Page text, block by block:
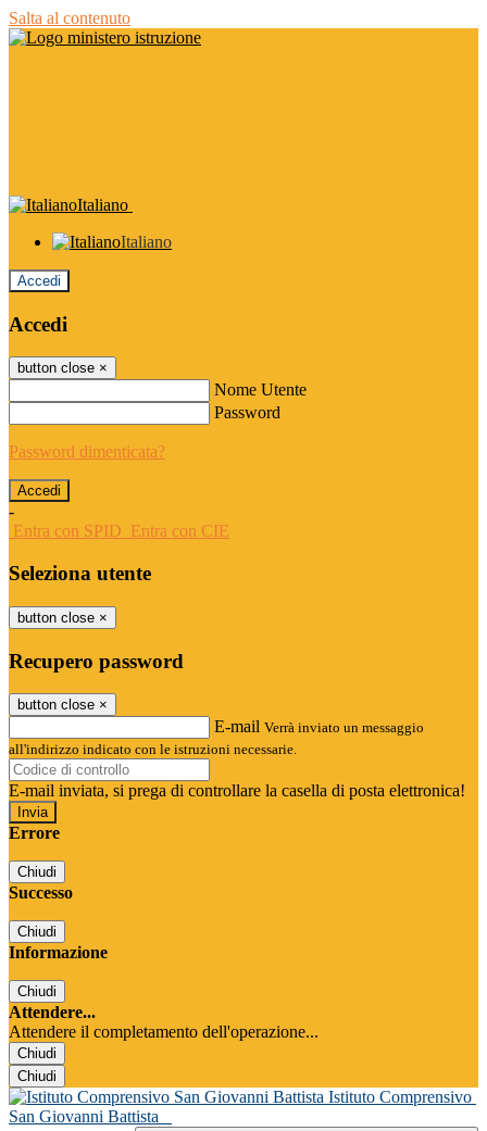
Salta al contenuto
Italiano
Italiano
Accedi
Accedi
button close ×
Nome Utente
Password
Password dimenticata?
-
Entra con SPID Entra con CIE
Seleziona utente
button close ×
Recupero password
button close ×
E-mail Verrà inviato un messaggio
all'indirizzo indicato con le istruzioni necessarie.
E-mail inviata, si prega di controllare la casella di posta elettronica!
Errore
Chiudi
Successo
Chiudi
Informazione
Chiudi
Attendere...
Attendere il completamento dell'operazione...
Chiudi
Chiudi
Istituto Comprensivo
San Giovanni Battista